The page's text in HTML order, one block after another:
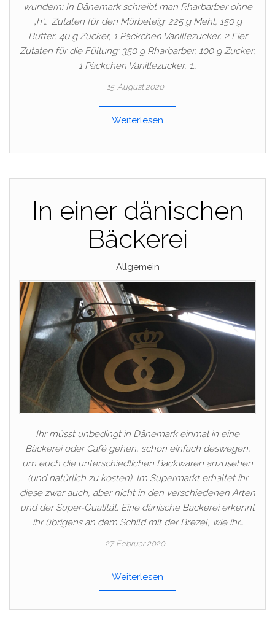
wundern: In Dänemark schreibt man Rharbarber ohne
„h“…. Zutaten für den Mürbeteig: 225 g Mehl, 150 g
Butter, 40 g Zucker, 1 Päckchen Vanillezucker, 2 Eier
Zutaten für die Füllung: 350 g Rharbarber, 100 g Zucker,
1 Päckchen Vanillezucker, 1…
15. August 2020
Weiterlesen
In einer dänischen
Bäckerei
Allgemein
Ihr müsst unbedingt in Dänemark einmal in eine
Bäckerei oder Café gehen, schon einfach deswegen,
um euch die unterschiedlichen Backwaren anzusehen
(und natürlich zu kosten). Im Supermarkt erhaltet ihr
diese zwar auch, aber nicht in den verschiedenen Arten
und der Super-Qualität. Eine dänische Bäckerei erkennt
ihr übrigens an dem Schild mit der Brezel, wie ihr…
27. Februar 2020
Weiterlesen